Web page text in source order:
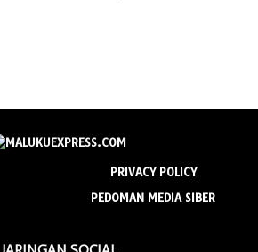
PRIVACY POLICY
PEDOMAN MEDIA SIBER